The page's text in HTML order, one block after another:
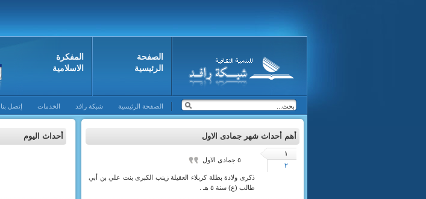
الصفحة
الرئيسية
المفکرة
الاسلامية
إتصل بنا الخدمات شبكة رافد الصفحة الرئيسية
أحداث اليوم أهم أحداث شهر جمادى الاول
١
٢
٥ جمادى الاول
ذكرى ولادة بطلة كربلاء العقيلة زينب الكبرى بنت علي بن أبي
طالب (ع) سنة ٥ هـ .